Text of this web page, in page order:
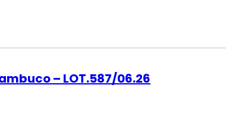
– LOT.587/06.26